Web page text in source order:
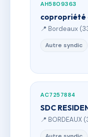
AH5809363
copropriété
📍 Bordeaux
Autre syndic
AC7257884
SDC
📍 BORDEAUX